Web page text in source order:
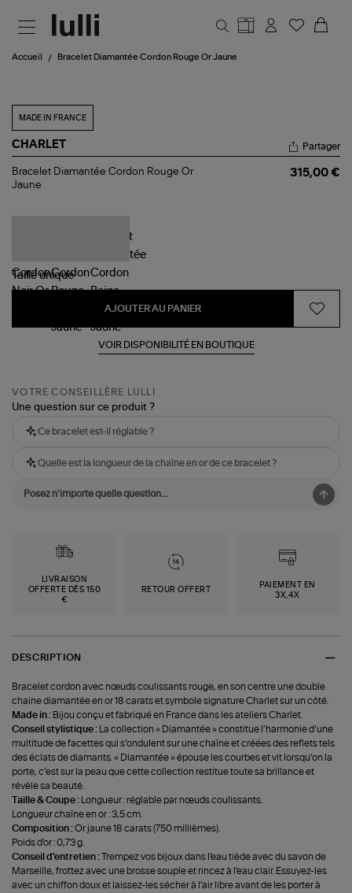
Accueil Bracelet Diamantée Cordon Rouge Or Jaune
MADE IN FRANCE
CHARLET
Bracelet
Diamantée
Partager
Bracelet Diamantée Cordon Rouge Or
Jaune
315,00 €
Tailleunique
AJOUTER AU PANIER
VOIR DISPONIBILITÉ EN BOUTIQUE
VOTRE CONSEILLÈRE LULLI
Une question sur ce produit ?
Ce bracelet est-il réglable ?
Quelle est la longueur de la chaîne en or de ce bracelet ?
LIVRAISON
OFFERTE DÈS 150
€
RETOUR OFFERT
PAIEMENT EN
3X,4X
DESCRIPTION
Bracelet cordon avec nœuds coulissants rouge, en son centre une double
chaine diamantée en or 18 carats et symbole signature Charlet sur un côté.
Made in : Bijou conçu et fabriqué en France dans les ateliers Charlet.
Conseil stylistique :
La collection « Diamantée » constitue l’harmonie d’une
multitude de facettes qui s’ondulent sur une chaîne et créées des reflets tels
des éclats de diamants. « Diamantée » épouse les courbes et vit lorsqu’on la
porte, c’est sur la peau que cette collection restitue toute sa brillance et
révèle sa beauté.
Taille & Coupe :
Longueur : réglable par nœuds coulissants.
Longueur chaîne en or : 3,5 cm.
Composition :Or jaune 18 carats (750 millièmes).
Poids d'or : 0,73 g.
Conseil d'entretien :Trempez vos bijoux dans l'eau tiède avec du savon de
Marseille, frottez avec une brosse souple et rincez à l'eau clair. Essuyez-les
avec un chiffon doux et laissez-les sécher à l'air libre avant de les porter à